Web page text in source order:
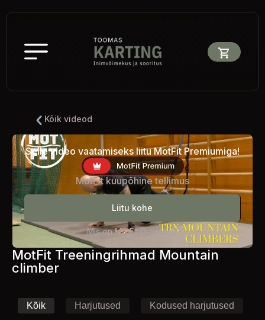
Kõik videod
Selle video vaatamiseks liitu MotFit Premiumiga!
MotFit kuupõhine tellimus
Liitu kohe
Mis on MotFit Premium?
MotFit Treeningrihmad Mountain
climber
Kõik Harjutused Kodused harjutused